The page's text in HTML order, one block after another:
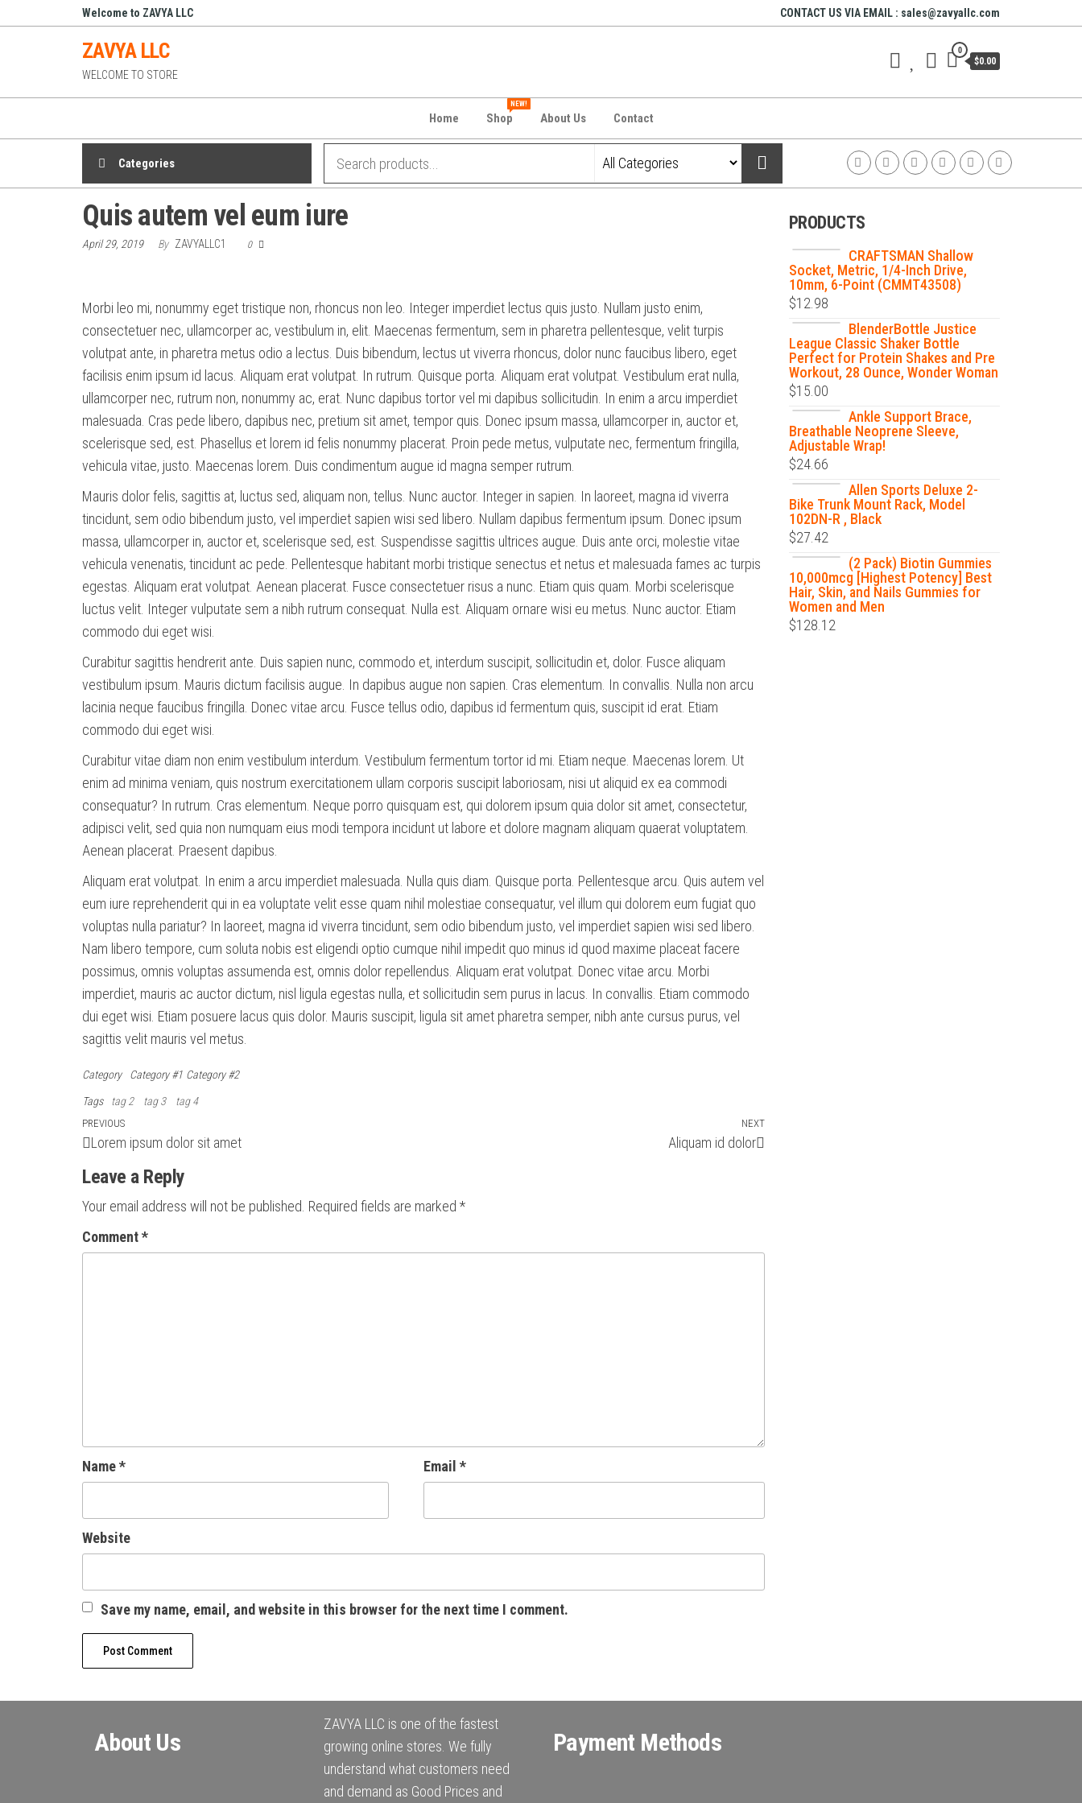
Welcome to ZAVYA LLC CONTACT US VIA EMAIL : sales@zavyallc.com
ZAVYA LLC
WELCOME TO STORE
0
$0.00
Home Shop
NEW!
About Us Contact
Categories
Quis autem vel eum iure
April 29, 2019 By ZAVYALLC1 0
Morbi leo mi, nonummy eget tristique non, rhoncus non leo. Integer imperdiet lectus quis justo. Nullam justo enim,
consectetuer nec, ullamcorper ac, vestibulum in, elit. Maecenas fermentum, sem in pharetra pellentesque, velit turpis
volutpat ante, in pharetra metus odio a lectus. Duis bibendum, lectus ut viverra rhoncus, dolor nunc faucibus libero, eget
facilisis enim ipsum id lacus. Aliquam erat volutpat. In rutrum. Quisque porta. Aliquam erat volutpat. Vestibulum erat nulla,
ullamcorper nec, rutrum non, nonummy ac, erat. Nunc dapibus tortor vel mi dapibus sollicitudin. In enim a arcu imperdiet
malesuada. Cras pede libero, dapibus nec, pretium sit amet, tempor quis. Donec ipsum massa, ullamcorper in, auctor et,
scelerisque sed, est. Phasellus et lorem id felis nonummy placerat. Proin pede metus, vulputate nec, fermentum fringilla,
vehicula vitae, justo. Maecenas lorem. Duis condimentum augue id magna semper rutrum.
Mauris dolor felis, sagittis at, luctus sed, aliquam non, tellus. Nunc auctor. Integer in sapien. In laoreet, magna id viverra
tincidunt, sem odio bibendum justo, vel imperdiet sapien wisi sed libero. Nullam dapibus fermentum ipsum. Donec ipsum
massa, ullamcorper in, auctor et, scelerisque sed, est. Suspendisse sagittis ultrices augue. Duis ante orci, molestie vitae
vehicula venenatis, tincidunt ac pede. Pellentesque habitant morbi tristique senectus et netus et malesuada fames ac turpis
egestas. Aliquam erat volutpat. Aenean placerat. Fusce consectetuer risus a nunc. Etiam quis quam. Morbi scelerisque
luctus velit. Integer vulputate sem a nibh rutrum consequat. Nulla est. Aliquam ornare wisi eu metus. Nunc auctor. Etiam
commodo dui eget wisi.
Curabitur sagittis hendrerit ante. Duis sapien nunc, commodo et, interdum suscipit, sollicitudin et, dolor. Fusce aliquam
vestibulum ipsum. Mauris dictum facilisis augue. In dapibus augue non sapien. Cras elementum. In convallis. Nulla non arcu
lacinia neque faucibus fringilla. Donec vitae arcu. Fusce tellus odio, dapibus id fermentum quis, suscipit id erat. Etiam
commodo dui eget wisi.
Curabitur vitae diam non enim vestibulum interdum. Vestibulum fermentum tortor id mi. Etiam neque. Maecenas lorem. Ut
enim ad minima veniam, quis nostrum exercitationem ullam corporis suscipit laboriosam, nisi ut aliquid ex ea commodi
consequatur? In rutrum. Cras elementum. Neque porro quisquam est, qui dolorem ipsum quia dolor sit amet, consectetur,
adipisci velit, sed quia non numquam eius modi tempora incidunt ut labore et dolore magnam aliquam quaerat voluptatem.
Aenean placerat. Praesent dapibus.
Aliquam erat volutpat. In enim a arcu imperdiet malesuada. Nulla quis diam. Quisque porta. Pellentesque arcu. Quis autem vel
eum iure reprehenderit qui in ea voluptate velit esse quam nihil molestiae consequatur, vel illum qui dolorem eum fugiat quo
voluptas nulla pariatur? In laoreet, magna id viverra tincidunt, sem odio bibendum justo, vel imperdiet sapien wisi sed libero.
Nam libero tempore, cum soluta nobis est eligendi optio cumque nihil impedit quo minus id quod maxime placeat facere
possimus, omnis voluptas assumenda est, omnis dolor repellendus. Aliquam erat volutpat. Donec vitae arcu. Morbi
imperdiet, mauris ac auctor dictum, nisl ligula egestas nulla, et sollicitudin sem purus in lacus. In convallis. Etiam commodo
dui eget wisi. Etiam posuere lacus quis dolor. Mauris suscipit, ligula sit amet pharetra semper, nibh ante cursus purus, vel
sagittis velit mauris vel metus.
Category Category #1 Category #2
Tags tag 2 tag 3 tag 4
Post
navigation
Previous
Post
PREVIOUS
Lorem ipsum dolor sit amet
Next
NEXT
Aliquam id dolor
Leave a Reply
Your email address will not be published. Required fields are marked *
Comment*
Name* Email *
Website
Save my name, email, and website in this browser for the next time I comment.
PRODUCTS
CRAFTSMAN Shallow
Socket, Metric, 1/4-Inch Drive,
10mm, 6-Point (CMMT43508)
$12.98
BlenderBottle Justice
League Classic Shaker Bottle
Perfect for Protein Shakes and Pre
Workout, 28 Ounce, Wonder Woman
$15.00
Ankle Support Brace,
Breathable Neoprene Sleeve,
Adjustable Wrap!
$24.66
Allen Sports Deluxe 2-
Bike Trunk Mount Rack, Model
102DN-R , Black
$27.42
(2 Pack) Biotin Gummies
10,000mcg [Highest Potency] Best
Hair, Skin, and Nails Gummies for
Women and Men
$128.12
About Us
ZAVYA LLC is one of the fastest
growing online stores. We fully
understand what customers need
and demand as Good Prices and
Payment Methods